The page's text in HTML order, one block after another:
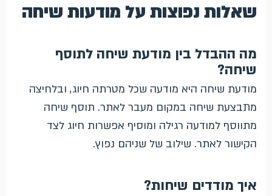
שאלות נפוצות על מודעות שיחה
מה ההבדל בין מודעת שיחה לתוסף
שיחה?
מודעת שיחה היא מודעה שכל מטרתה חיוג, ובלחיצה
מתבצעת שיחה במקום מעבר לאתר. תוסף שיחה
מתווסף למודעה רגילה ומוסיף אפשרות חיוג לצד
הקישור לאתר. שילוב של שניהם נפוץ.
איך מודדים שיחות?